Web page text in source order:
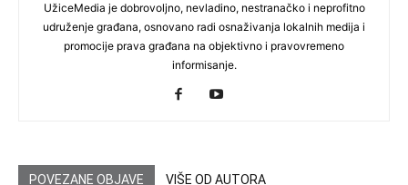
UžiceMedia je dobrovoljno, nevladino, nestranačko i neprofitno
udruženje građana, osnovano radi osnaživanja lokalnih medija i
promocije prava građana na objektivno i pravovremeno
informisanje.
POVEZANE OBJAVE VIŠE OD AUTORA